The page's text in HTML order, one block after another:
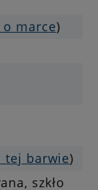
marce)
tej barwie)
szkło